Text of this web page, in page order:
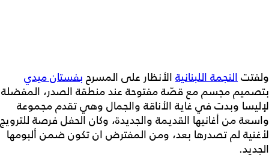
ولفتتالنجمة اللبنانية الأنظار على المسرح بفستان ميدي
بتصميم مجسم مع قصّة مفتوحة عند منطقة الصدر، المفضلة
لإليسا وبدت في غاية الأناقة والجمال وهي تقدم مجموعة
واسعة من أغانيها القديمة والجديدة، وكان الحفل فرصة للترويج
لأغنية لم تصدرها بعد، ومن المفترض ان تكون ضمن ألبومها
الجديد.